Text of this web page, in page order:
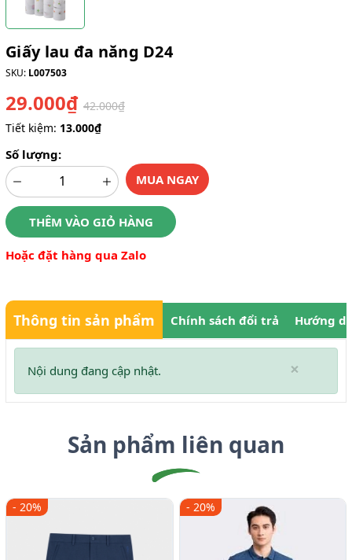
Giấy lau đa năng D24
SKU: L007503
29.000₫ 42.000₫
Tiết kiệm: 13.000₫
Số lượng:
MUA NGAY
THÊM VÀO GIỎ HÀNG
Hoặc đặt hàng qua Zalo
Thông tin sản phẩm Chính sách đổi trả Hướng
×
Nội dung đang cập nhật.
Sản phẩm liên quan
- 20% - 20%